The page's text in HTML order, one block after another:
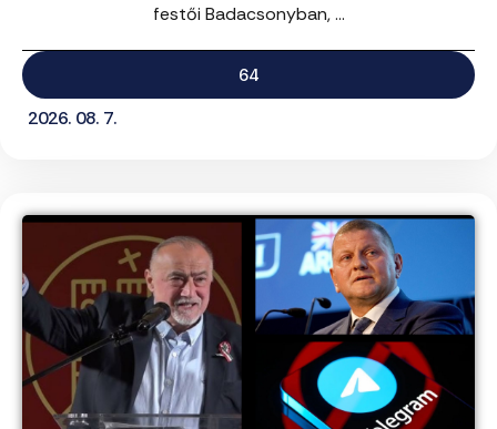
festői Badacsonyban, ...
64
2026. 08. 7.